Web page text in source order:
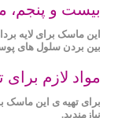
بیست و
این ماسک برای لایه
بین بردن سلول‌ های
مواد لازم
برای تهیه ی این ماسک
نیازمندید.